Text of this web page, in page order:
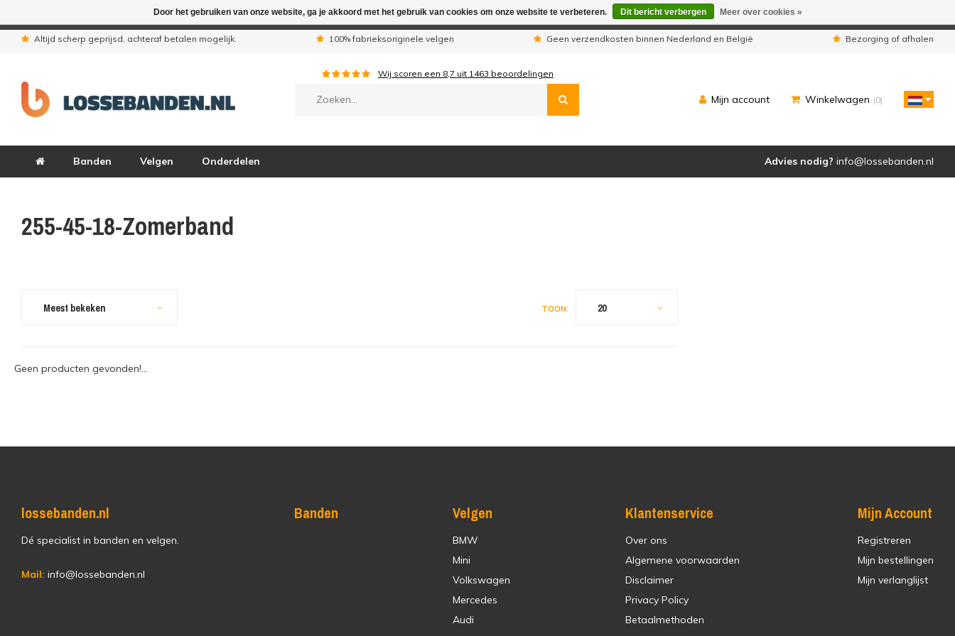
Altijd scherp geprijsd, achteraf betalen mogelijk. 100% fabrieksoriginele velgen Geen verzendkosten binnen Nederland en België Bezorging of afhalen
Wij scoren een 8,7 uit 1463 beoordelingen
Mijn account Winkelwagen (0)
Banden Velgen Onderdelen Advies nodig? info@lossebanden.nl
255-45-18-Zomerband
Meest bekeken TOON: 20
Geen producten gevonden!...
lossebanden.nl
Dé specialist in banden en velgen.
Mail: info@lossebanden.nl
Banden Velgen
BMW
Mini
Volkswagen
Mercedes
Audi
Klantenservice
Over ons
Algemene voorwaarden
Disclaimer
Privacy Policy
Betaalmethoden
Mijn Account
Registreren
Mijn bestellingen
Mijn verlanglijst
Door het gebruiken van onze website, ga je akkoord met het gebruik van cookies om onze website te verbeteren. Dit bericht verbergen Meer over cookies »
In verband met de zomervakantie zijn wij telefonisch niet bereikbaar. Geplaatste orders worden uitgeleverd zoals u van ons gewend bent.